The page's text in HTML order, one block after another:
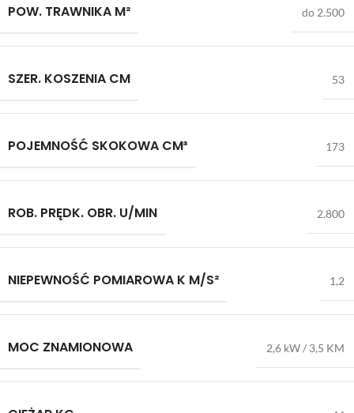
POW. TRAWNIKA M² do 2.500
SZER. KOSZENIA CM 53
POJEMNOŚĆ SKOKOWA CM³ 173
ROB. PRĘDK. OBR. U/MIN 2.800
NIEPEWNOŚĆ POMIAROWA K M/S² 1,2
MOC ZNAMIONOWA 2,6 kW / 3,5 KM